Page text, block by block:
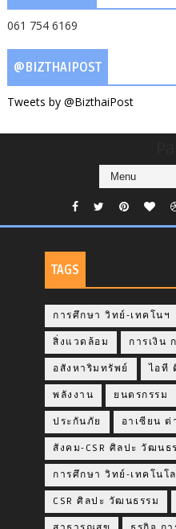
061 754 6169
@BIZTHAIPOST
Tweets by @BizthaiPost
TAGS
การศึกษา วิทย์-เทคโนฯ
สิ่งแวดล้อม การเงิน
อสังหาริมทรัพย์ ไอที
พลังงาน ยนตรกรรม
ประกันภัย อาเซียน ต่
สังคม-CSR ศิลปะ วัฒนธ
การศึกษา วิทย์-เทคโนโ
CSR ศิลปะ วัฒนธรรม